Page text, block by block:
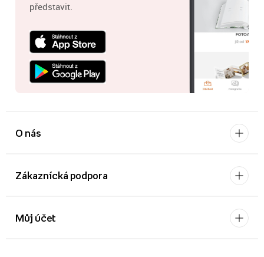
představit.
O nás
Zákaznícká podpora
Můj účet